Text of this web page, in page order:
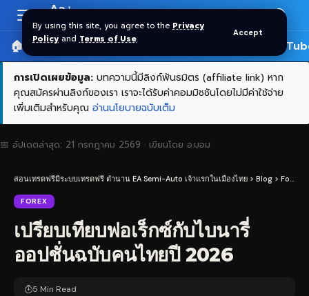
By using this site, you agree to the Privacy
Policy and Terms of Use.
Accept
Resizer
Aa
🏠 หน้าแรก ราคาทอง SPDR 🎬
การเปิดเผยข้อมูล: บทความนี้มีลิงก์พันธมิตร (affiliate link) หาก
คุณสมัครผ่านลิงก์ของเรา เราจะได้รับค่าคอมมิชชันโดยไม่มีค่าใช้จ่าย
เพิ่มเติมสำหรับคุณ อ่านนโยบายฉบับเต็ม
📅 อัปเดตล่าสุด: 21 กรกฎาคม 2569 · เขียนโดย อ.บอม
สอนเทรดฟรีมีระบบเทรดฟรี ตำนาน EA Semi-Auto เจ้าแรกในเมืองไทย > Blog > Forex
FOREX
เปรียบเทียบฟอเร็กซ์กับไบนารี่
ออปชั่นฉบับคนไทยปี 2026
5 Min Read